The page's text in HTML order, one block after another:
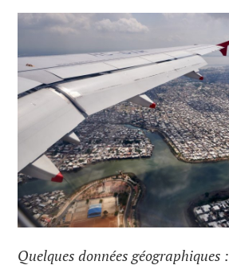
Quelques données géographiques :